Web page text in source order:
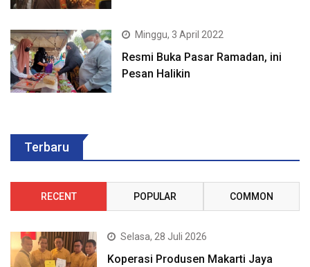
Minggu, 3 April 2022
Resmi Buka Pasar Ramadan, ini
Pesan Halikin
Terbaru
RECENT POPULAR COMMON
Selasa, 28 Juli 2026
Koperasi Produsen Makarti Jaya